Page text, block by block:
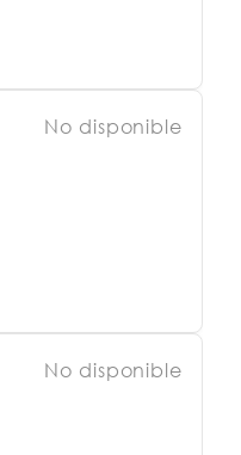
No disponible
No disponible